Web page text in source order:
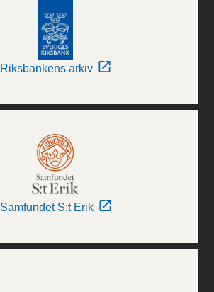
Riksbankens arkiv
Samfundet S:t Erik